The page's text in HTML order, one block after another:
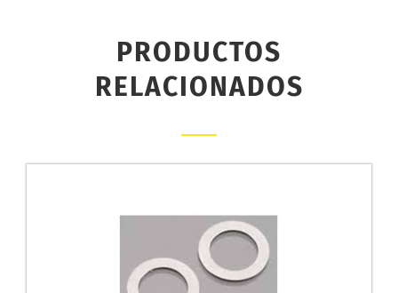
PRODUCTOS
RELACIONADOS